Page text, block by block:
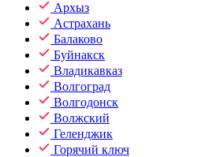
Архыз
Астрахань
Балаково
Буйнакск
Владикавказ
Волгоград
Волгодонск
Волжский
Геленджик
Горячий ключ